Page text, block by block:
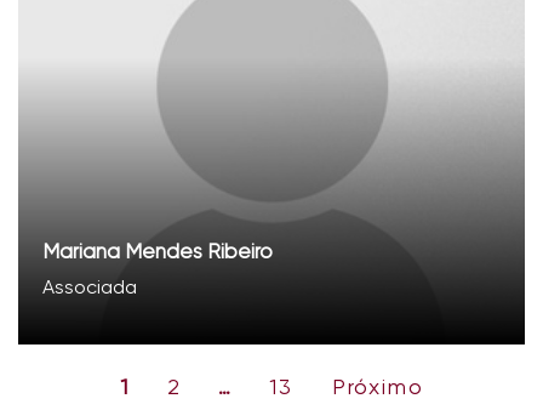
Mariana Mendes Ribeiro
Associada
1 2 … 13 Próximo